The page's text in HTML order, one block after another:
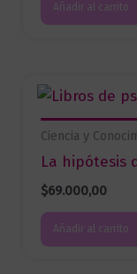
Añadir al carrito
Ciencia y
La hipótesis
$69.000,00
Añadir al carrito